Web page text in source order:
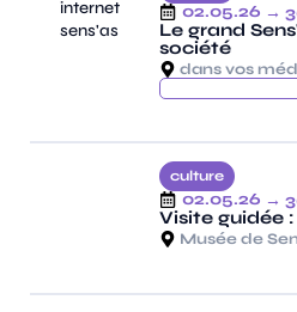
02.05.26 →
Le grand
société
dans vos
culture
02.05.26 →
Visite guidée
Musée de